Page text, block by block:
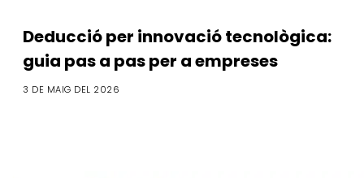
Deducció per innovació tecnològica:
guia pas a pas per a empreses
3 DE MAIG DEL 2026